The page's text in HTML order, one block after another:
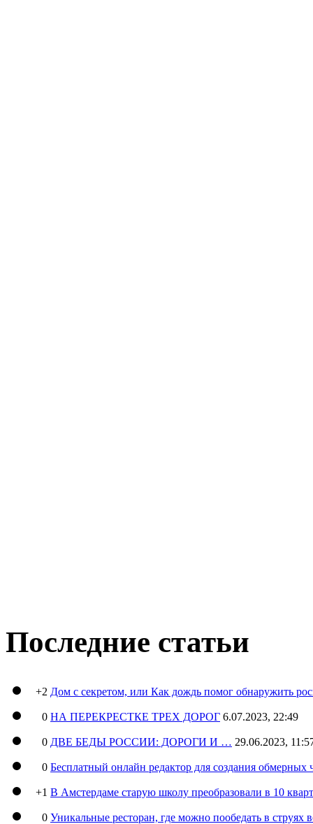
Последние статьи
+2 Дом с секретом, или Как дождь помог обнаружить
0 НА ПЕРЕКРЕСТКЕ ТРЕХ ДОРОГ 6.07.2023, 22:49
0 ДВЕ БЕДЫ РОССИИ: ДОРОГИ И … 29.06.2023,
0 Бесплатный онлайн редактор для создания обмерных
+1 В Амстердаме старую школу преобразовали в 10
0 Уникальные ресторан, где можно пообедать в струях